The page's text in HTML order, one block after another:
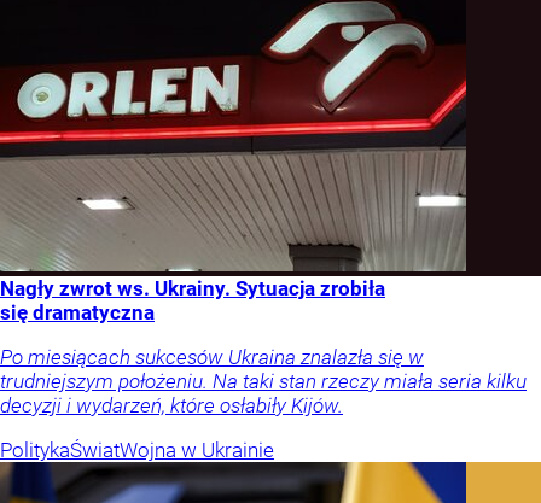
Nagły zwrot ws. Ukrainy. Sytuacja zrobiła
się dramatyczna
Po miesiącach sukcesów Ukraina znalazła się w
trudniejszym położeniu. Na taki stan rzeczy miała seria kilku
decyzji i wydarzeń, które osłabiły Kijów.
PolitykaŚwiatWojna w Ukrainie